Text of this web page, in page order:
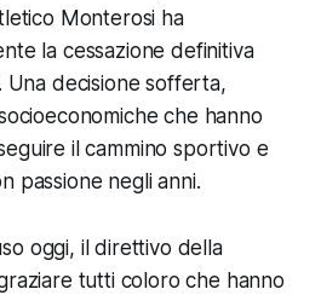
Monterosi ha
la cessazione definitiva
decisione sofferta,
che hanno
il cammino sportivo e
passione negli anni.
oggi, il direttivo della
tutti coloro che hanno